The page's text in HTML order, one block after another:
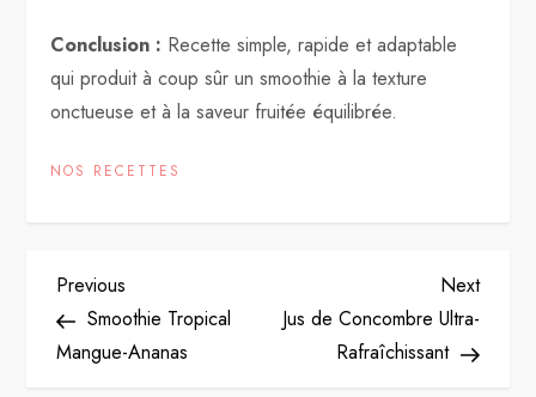
Conclusion : Recette simple, rapide et adaptable
qui produit à coup sûr un smoothie à la texture
onctueuse et à la saveur fruitée équilibrée.
NOS RECETTES
P
o
Previous
Post
Previous
Smoothie Tropical
Mangue-Ananas
Next
Post
Next
Jus de Concombre Ultra-
Rafraîchissant